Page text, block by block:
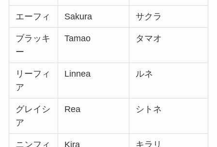
エーフィ Sakura サクラ
ブラッキ
ー
Tamao タマオ
リーフィ
ア
Linnea ルネ
グレイシ
ア
Rea シトネ
ニンフィ
Kira キラリ